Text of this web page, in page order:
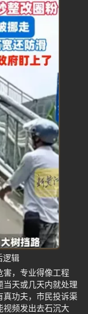
逻辑
害，专业得像工程
当天或几天内就处理
真功夫，市民投诉渠
视频发出去石沉大